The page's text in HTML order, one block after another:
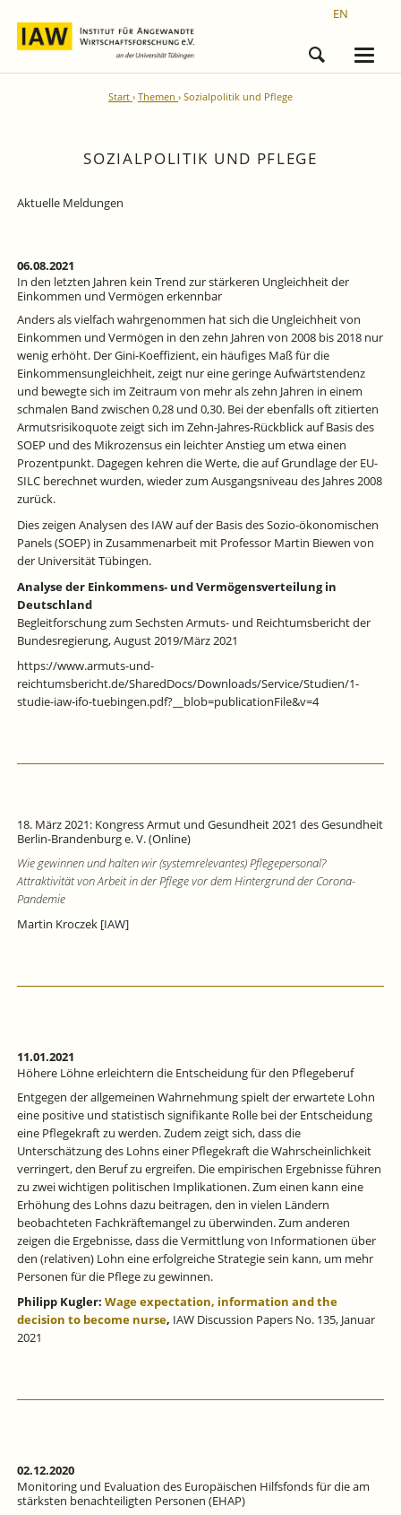
EN
Start Themen Sozialpolitik und Pflege
SOZIALPOLITIK UND PFLEGE
Aktuelle Meldungen
06.08.2021
In den letzten Jahren kein Trend zur stärkeren Ungleichheit der
Einkommen und Vermögen erkennbar
Anders als vielfach wahrgenommen hat sich die Ungleichheit von
Einkommen und Vermögen in den zehn Jahren von 2008 bis 2018 nur
wenig erhöht. Der Gini-Koeffizient, ein häufiges Maß für die
Einkommensungleichheit, zeigt nur eine geringe Aufwärtstendenz
und bewegte sich im Zeitraum von mehr als zehn Jahren in einem
schmalen Band zwischen 0,28 und 0,30. Bei der ebenfalls oft zitierten
Armutsrisikoquote zeigt sich im Zehn-Jahres-Rückblick auf Basis des
SOEP und des Mikrozensus ein leichter Anstieg um etwa einen
Prozentpunkt. Dagegen kehren die Werte, die auf Grundlage der EU-
SILC berechnet wurden, wieder zum Ausgangsniveau des Jahres 2008
zurück.
Dies zeigen Analysen des IAW auf der Basis des Sozio-ökonomischen
Panels (SOEP) in Zusammenarbeit mit Professor Martin Biewen von
der Universität Tübingen.
Analyse der Einkommens- und Vermögensverteilung in
Deutschland
Begleitforschung zum Sechsten Armuts- und Reichtumsbericht der
Bundesregierung, August 2019/März 2021
https://www.armuts-und-
reichtumsbericht.de/SharedDocs/Downloads/Service/Studien/1-
studie-iaw-ifo-tuebingen.pdf?__blob=publicationFile&v=4
18. März 2021: Kongress Armut und Gesundheit 2021 des Gesundheit
Berlin-Brandenburg e. V. (Online)
Wie gewinnen und halten wir (systemrelevantes) Pflegepersonal?
Attraktivität von Arbeit in der Pflege vor dem Hintergrund der Corona-
Pandemie
Martin Kroczek [IAW]
11.01.2021
Höhere Löhne erleichtern die Entscheidung für den Pflegeberuf
Entgegen der allgemeinen Wahrnehmung spielt der erwartete Lohn
eine positive und statistisch signifikante Rolle bei der Entscheidung
eine Pflegekraft zu werden. Zudem zeigt sich, dass die
Unterschätzung des Lohns einer Pflegekraft die Wahrscheinlichkeit
verringert, den Beruf zu ergreifen. Die empirischen Ergebnisse führen
zu zwei wichtigen politischen Implikationen. Zum einen kann eine
Erhöhung des Lohns dazu beitragen, den in vielen Ländern
beobachteten Fachkräftemangel zu überwinden. Zum anderen
zeigen die Ergebnisse, dass die Vermittlung von Informationen über
den (relativen) Lohn eine erfolgreiche Strategie sein kann, um mehr
Personen für die Pflege zu gewinnen.
Philipp Kugler: Wage expectation, information and the
decision to become nurse, IAW Discussion Papers No. 135, Januar
2021
02.12.2020
Monitoring und Evaluation des Europäischen Hilfsfonds für die am
stärksten benachteiligten Personen (EHAP)